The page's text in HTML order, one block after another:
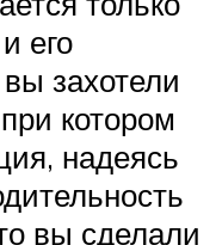
его
захотели
котором
надеясь
вы сделали